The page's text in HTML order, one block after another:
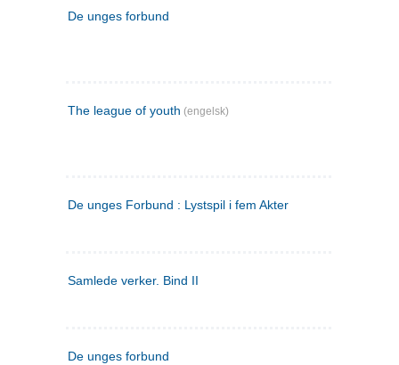
De unges forbund
The league of youth (engelsk)
De unges Forbund : Lystspil i fem Akter
Samlede verker. Bind II
De unges forbund